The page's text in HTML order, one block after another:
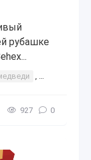
рубашке
, Гавайская
927 0